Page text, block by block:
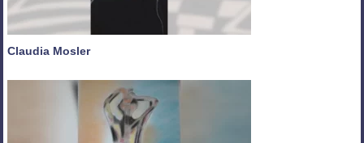
Claudia Mosler